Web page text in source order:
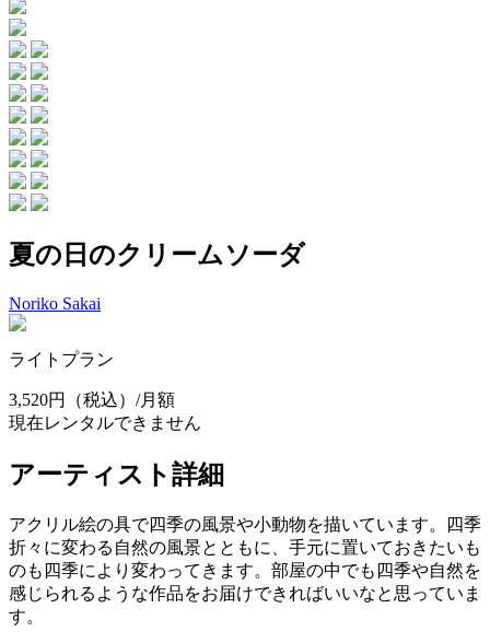
夏の日のクリームソーダ
Noriko Sakai
ライトプラン
3,520円
（税込）/月額
現在レンタルできません
アーティスト詳細
アクリル絵の具で四季の風景や小動物を描いています。四季
折々に変わる自然の風景とともに、手元に置いておきたいも
のも四季により変わってきます。部屋の中でも四季や自然を
感じられるような作品をお届けできればいいなと思っていま
す。